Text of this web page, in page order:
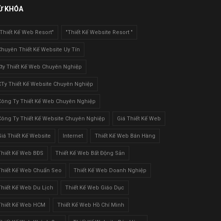
KHÓA
Kế Web Resort" "Thiết Kế Website Resort "
Thiết Kế Website Uy Tín
Thiết Kế Web Chuyên Nghiệp
Thiết Kế Website Chuyên Nghiệp
Ty Thiết Kế Web Chuyên Nghiệp
Ty Thiết Kế Website Chuyên Nghiệp Giá Thiết Kế Web
Thiết Kế Website Internet Thiết Kế Web Bán Hàng
Kế Web BĐS Thiết Kế Web Bất Động Sản
Kế Web Chuẩn Seo Thiết Kế Web Doanh Nghiệp
Kế Web Du Lịch Thiết Kế Web Giáo Dục
Kế Web HCM Thiết Kế Web Hồ Chí Minh